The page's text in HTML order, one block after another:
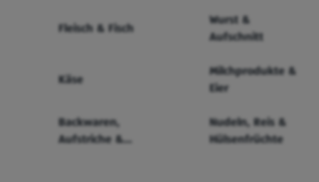
Fleisch & Fisch
Wurst &
Aufschnitt
Käse
Milchprodukte &
Eier
Backwaren,
Aufstriche &
Nudeln, Reis &
Hülsenfrüchte